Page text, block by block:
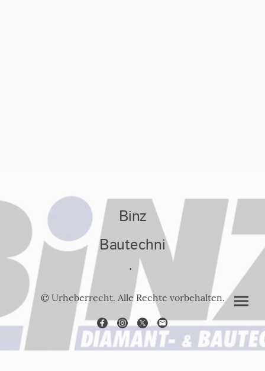
Binz
Bautechni
k
© Urheberrecht. Alle Rechte vorbehalten.